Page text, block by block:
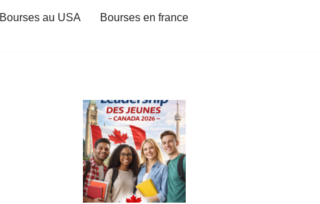
Bourses au USA
Bourses en france